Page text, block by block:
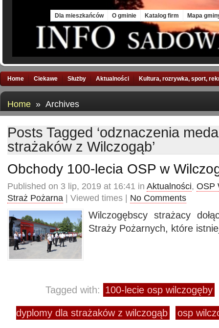
Dla mieszkańców O gminie Katalog firm Mapa
Home Ciekawe Służby Aktualności Kultura, rozrywka, sport,
Home » Archives
Posts Tagged ‘odznaczenia
strażaków z Wilczogąb’
Obchody 100-lecia OSP w
Published on 3 lip, 2019 at 16:41 in Aktualności, OSP
Straż Pożarna | Viewed times | No Comments
Wilczogębscy strażacy
Straży Pożarnych, które
Tagged with: 100-lecie osp wilczogęby
dyplomy dla strażaków z wilczogąb osp